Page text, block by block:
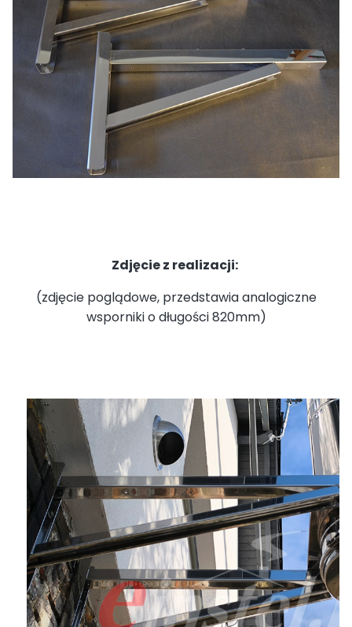
Zdjęcie z realizacji:
(zdjęcie poglądowe, przedstawia analogiczne
wsporniki o długości 820mm)